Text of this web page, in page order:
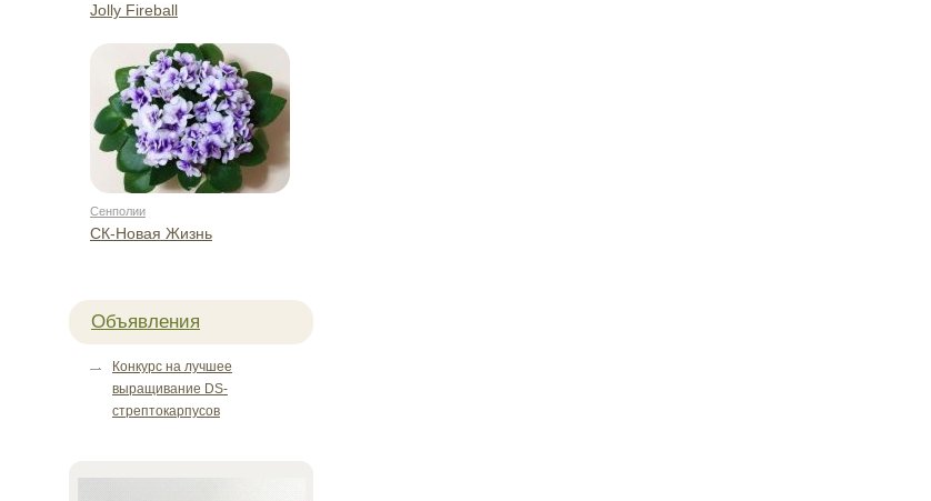
Jolly Fireball
Сенполии
СК-Новая Жизнь
Объявления
Конкурс на лучшее
выращивание DS-
стрептокарпусов